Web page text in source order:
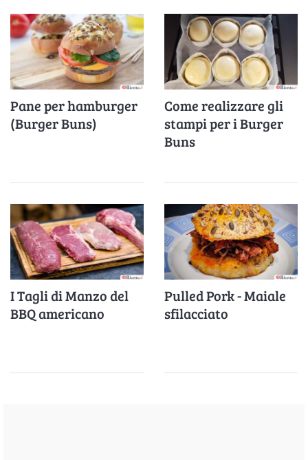
Pane per hamburger
(Burger Buns)
Come realizzare gli
stampi per i Burger
Buns
I Tagli di Manzo del
BBQ americano
Pulled Pork - Maiale
sfilacciato